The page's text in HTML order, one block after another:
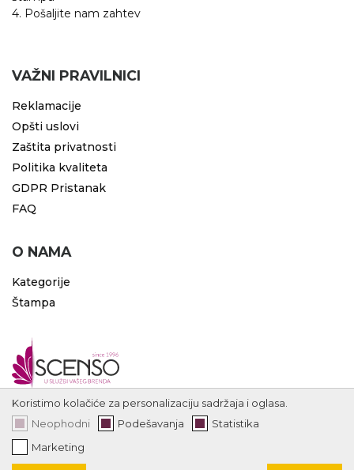
4. Pošaljite nam zahtev
VAŽNI PRAVILNICI
Reklamacije
Opšti uslovi
Zaštita privatnosti
Politika kvaliteta
GDPR Pristanak
FAQ
O NAMA
Kategorije
Štampa
Koristimo kolačiće za personalizaciju sadržaja i oglasa.
Neophodni
Podešavanja
Statistika
Marketing